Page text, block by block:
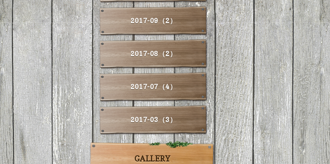
2017-09（2）
2017-08（2）
2017-07（4）
2017-03（3）
GALLERY